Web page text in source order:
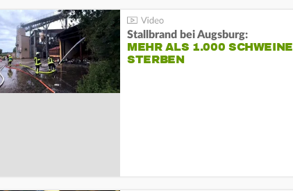
Stallbrand bei Augsburg:
MEHR ALS 1.000 SCHWEINE
STERBEN